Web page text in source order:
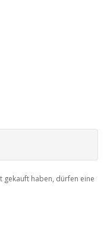
gekauft haben, dürfen eine